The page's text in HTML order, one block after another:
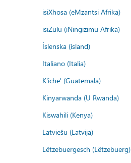
isiXhosa (eMzantsi Afrika)
isiZulu (iNingizimu Afrika)
Íslenska (ísland)
Italiano (Italia)
K'iche' (Guatemala)
Kinyarwanda (U Rwanda)
Kiswahili (Kenya)
Latviešu (Latvija)
Lëtzebuergesch (Lëtzebuerg)